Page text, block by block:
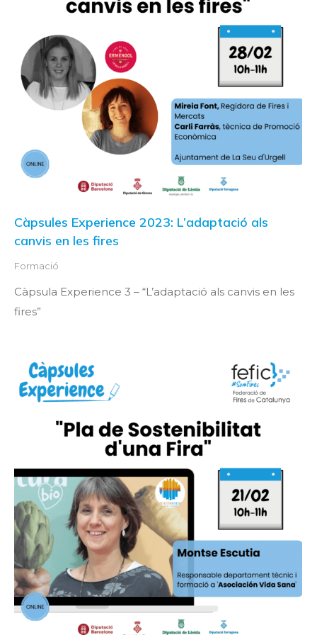
Càpsules Experience 2023: L’adaptació als
canvis en les fires
Formació
Càpsula Experience 3 – “L’adaptació als canvis en les
fires”